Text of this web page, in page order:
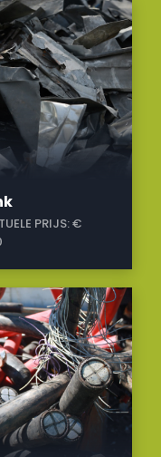
PRIJS:€